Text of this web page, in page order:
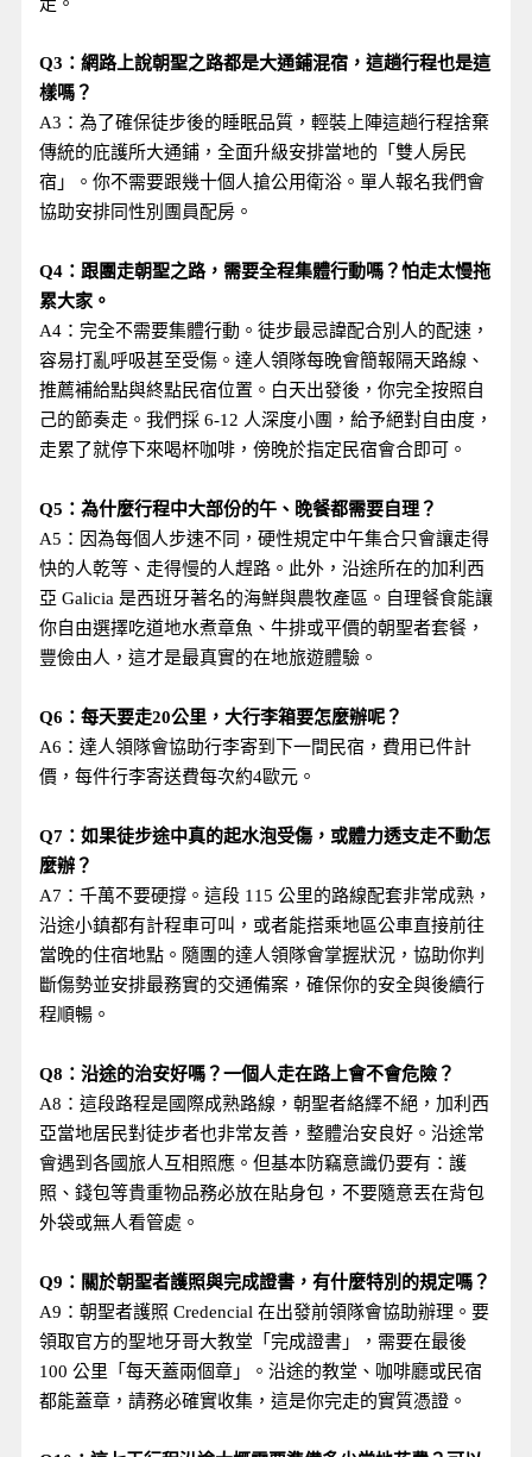
Q3：網路上說朝聖之路都是大通鋪混宿，這趟行程也是這
樣嗎？
A3：為了確保徒步後的睡眠品質，輕裝上陣這趟行程捨棄
傳統的庇護所大通鋪，全面升級安排當地的「雙人房民
宿」。你不需要跟幾十個人搶公用衛浴。單人報名我們會
協助安排同性別團員配房。
Q4：跟團走朝聖之路，需要全程集體行動嗎？怕走太慢拖
累大家。
A4：完全不需要集體行動。徒步最忌諱配合別人的配速，
容易打亂呼吸甚至受傷。達人領隊每晚會簡報隔天路線、
推薦補給點與終點民宿位置。白天出發後，你完全按照自
己的節奏走。我們採 6-12 人深度小團，給予絕對自由度，
走累了就停下來喝杯咖啡，傍晚於指定民宿會合即可。
Q5：為什麼行程中大部份的午、晚餐都需要自理？
A5：因為每個人步速不同，硬性規定中午集合只會讓走得
快的人乾等、走得慢的人趕路。此外，沿途所在的加利西
亞 Galicia 是西班牙著名的海鮮與農牧產區。自理餐食能讓
你自由選擇吃道地水煮章魚、牛排或平價的朝聖者套餐，
豐儉由人，這才是最真實的在地旅遊體驗。
Q6：每天要走20公里，大行李箱要怎麼辦呢？
A6：達人領隊會協助行李寄到下一間民宿，費用已件計
價，每件行李寄送費每次約4歐元。
Q7：如果徒步途中真的起水泡受傷，或體力透支走不動怎
麼辦？
A7：千萬不要硬撐。這段 115 公里的路線配套非常成熟，
沿途小鎮都有計程車可叫，或者能搭乘地區公車直接前往
當晚的住宿地點。隨團的達人領隊會掌握狀況，協助你判
斷傷勢並安排最務實的交通備案，確保你的安全與後續行
程順暢。
Q8：沿途的治安好嗎？一個人走在路上會不會危險？
A8：這段路程是國際成熟路線，朝聖者絡繹不絕，加利西
亞當地居民對徒步者也非常友善，整體治安良好。沿途常
會遇到各國旅人互相照應。但基本防竊意識仍要有：護
照、錢包等貴重物品務必放在貼身包，不要隨意丟在背包
外袋或無人看管處。
Q9：關於朝聖者護照與完成證書，有什麼特別的規定嗎？
A9：朝聖者護照 Credencial 在出發前領隊會協助辦理。要
領取官方的聖地牙哥大教堂「完成證書」，需要在最後
100 公里「每天蓋兩個章」。沿途的教堂、咖啡廳或民宿
都能蓋章，請務必確實收集，這是你完走的實質憑證。